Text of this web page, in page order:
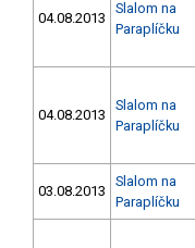
04.08.2013
Slalom na
Paraplíčku
04.08.2013
Slalom na
Paraplíčku
03.08.2013
Slalom na
Paraplíčku